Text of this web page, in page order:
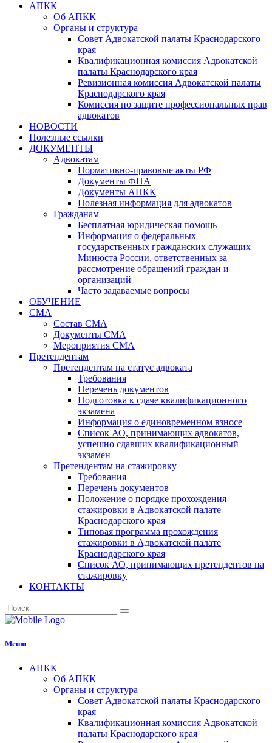
АПКК
Об АПКК
Органы и структура
Совет Адвокатской палаты Краснодарского
края
Квалификационная комиссия Адвокатской
палаты Краснодарского края
Ревизионная комиссия Адвокатской палаты
Краснодарского края
Комиссия по защите профессиональных прав
адвокатов
НОВОСТИ
Полезные ссылки
ДОКУМЕНТЫ
Адвокатам
Нормативно-правовые акты РФ
Документы ФПА
Документы АПКК
Полезная информация для адвокатов
Гражданам
Бесплатная юридическая помощь
Информация о федеральных
государственных гражданских служащих
Минюста России, ответственных за
рассмотрение обращений граждан и
организаций
Часто задаваемые вопросы
ОБУЧЕНИЕ
СМА
Состав СМА
Документы СМА
Мероприятия СМА
Претендентам
Претендентам на статус адвоката
Требования
Перечень документов
Подготовка к сдаче квалификационного
экзамена
Информация о единовременном взносе
Список АО, принимающих адвокатов,
успешно сдавших квалификационный
экзамен
Претендентам на стажировку
Требования
Перечень документов
Положение о порядке прохождения
стажировки в Адвокатской палате
Краснодарского края
Типовая программа прохождения
стажировки в Адвокатской палате
Краснодарского края
Список АО, принимающих претендентов на
стажировку
КОНТАКТЫ
Меню
АПКК
Об АПКК
Органы и структура
Совет Адвокатской палаты Краснодарского
края
Квалификационная комиссия Адвокатской
палаты Краснодарского края